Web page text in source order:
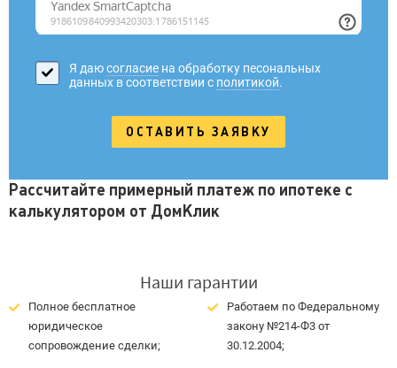
Я даюсогласие на обработку песональных
данных в соответствии с политикой.
Рассчитайте примерный платеж по ипотеке с
калькулятором от ДомКлик
Наши гарантии
Полное бесплатное
юридическое
сопровождение сделки;
Работаем по Федеральному
закону №214-Ф3 от
30.12.2004;